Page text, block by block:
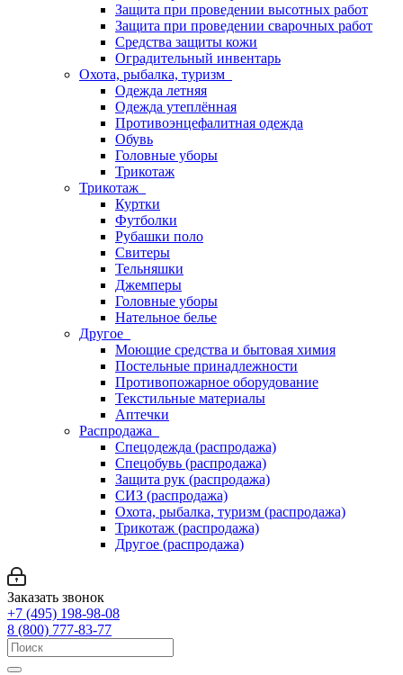
Защита при проведении высотных работ
Защита при проведении сварочных работ
Средства защиты кожи
Оградительный инвентарь
Охота, рыбалка, туризм
Одежда летняя
Одежда утеплённая
Противоэнцефалитная одежда
Обувь
Головные уборы
Трикотаж
Трикотаж
Куртки
Футболки
Рубашки поло
Свитеры
Тельняшки
Джемперы
Головные уборы
Нательное белье
Другое
Моющие средства и бытовая химия
Постельные принадлежности
Противопожарное оборудование
Текстильные материалы
Аптечки
Распродажа
Спецодежда (распродажа)
Спецобувь (распродажа)
Защита рук (распродажа)
СИЗ (распродажа)
Охота, рыбалка, туризм (распродажа)
Трикотаж (распродажа)
Другое (распродажа)
Заказать звонок
+7 (495) 198-98-08
8 (800) 777-83-77